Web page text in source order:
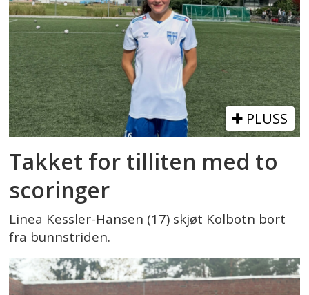
PLUSS
Takket for tilliten med to
scoringer
Linea Kessler-Hansen (17) skjøt Kolbotn bort
fra bunnstriden.